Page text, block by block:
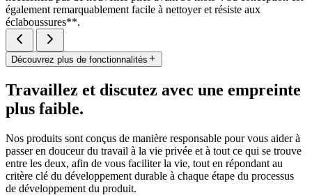
également remarquablement facile à nettoyer et résiste aux
éclaboussures**.
Découvrez plus de fonctionnalités
Travaillez et discutez avec une empreinte
plus faible.
Nos produits sont conçus de manière responsable pour vous aider à
passer en douceur du travail à la vie privée et à tout ce qui se trouve
entre les deux, afin de vous faciliter la vie, tout en répondant au
critère clé du développement durable à chaque étape du processus
de développement du produit.